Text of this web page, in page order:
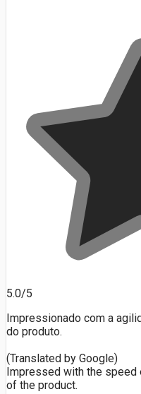
5.0/5
Impressionado com a
do produto.
(Translated by Google)
Impressed with the
of the product.